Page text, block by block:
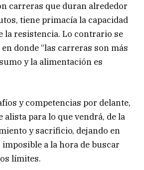
carreras que duran alrededor
tiene primacía la capacidad
la resistencia. Lo contrario se
donde “las carreras son más
y la alimentación es
y competencias por delante,
alista para lo que vendrá, de la
y sacrificio, dejando en
imposible a la hora de buscar
límites.